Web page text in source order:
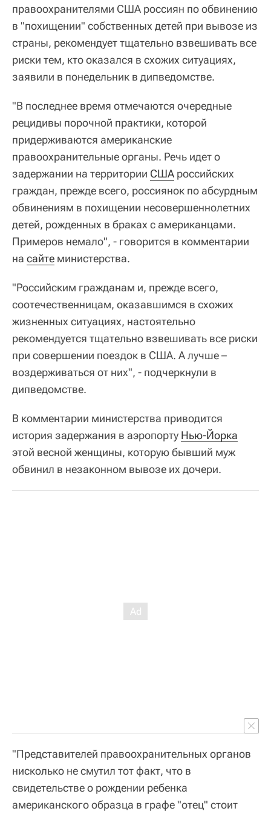
правоохранителями США россиян по обвинению
в "похищении" собственных детей при вывозе из
страны, рекомендует тщательно взвешивать все
риски тем, кто оказался в схожих ситуациях,
заявили в понедельник в дипведомстве.
"В последнее время отмечаются очередные
рецидивы порочной практики, которой
придерживаются американские
правоохранительные органы. Речь идет о
задержании на территории США российских
граждан, прежде всего, россиянок по абсурдным
обвинениям в похищении несовершеннолетних
детей, рожденных в браках с американцами.
Примеров немало", - говорится в комментарии
на сайте министерства.
"Российским гражданам и, прежде всего,
соотечественницам, оказавшимся в схожих
жизненных ситуациях, настоятельно
рекомендуется тщательно взвешивать все риски
при совершении поездок в США. А лучше –
воздерживаться от них", - подчеркнули в
дипведомстве.
В комментарии министерства приводится
история задержания в аэропорту Нью-Йорка
этой весной женщины, которую бывший муж
обвинил в незаконном вывозе их дочери.
"Представителей правоохранительных органов
нисколько не смутил тот факт, что в
свидетельстве о рождении ребенка
американского образца в графе "отец" стоит